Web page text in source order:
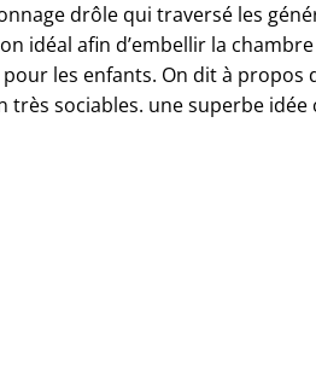
drôle qui traversé les
idéal afin d’embellir la
les enfants. On dit à
très sociables. une superbe